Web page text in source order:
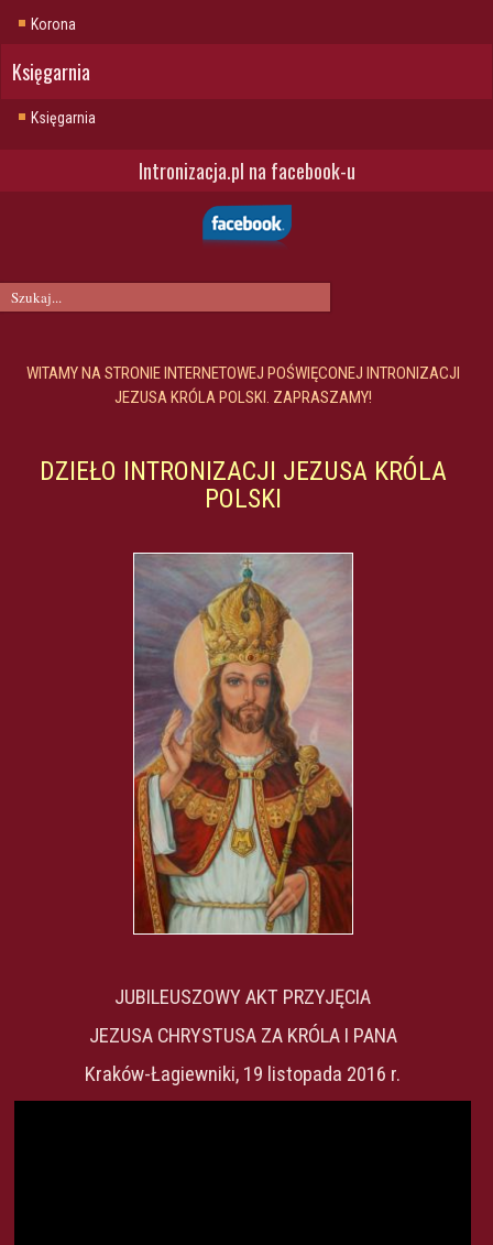
Korona
Księgarnia
Księgarnia
Intronizacja.pl na facebook-u
WITAMY NA STRONIE INTERNETOWEJ POŚWIĘCONEJ INTRONIZACJI
JEZUSA KRÓLA POLSKI. ZAPRASZAMY!
DZIEŁO INTRONIZACJI JEZUSA KRÓLA
POLSKI
JUBILEUSZOWY AKT PRZYJĘCIA
JEZUSA CHRYSTUSA ZA KRÓLA I PANA
Kraków-Łagiewniki, 19 listopada 2016 r.